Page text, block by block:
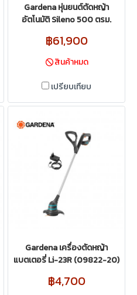
Gardena หุ่นยนต์ตัดหญ้า
อัตโนมัติ Sileno 500 ตรม.
฿61,900
สินค้าหมด
เปรียบเทียบ
Gardena เครื่องตัดหญ้า
แบตเตอรี่ Li-23R (09822-20)
฿4,700